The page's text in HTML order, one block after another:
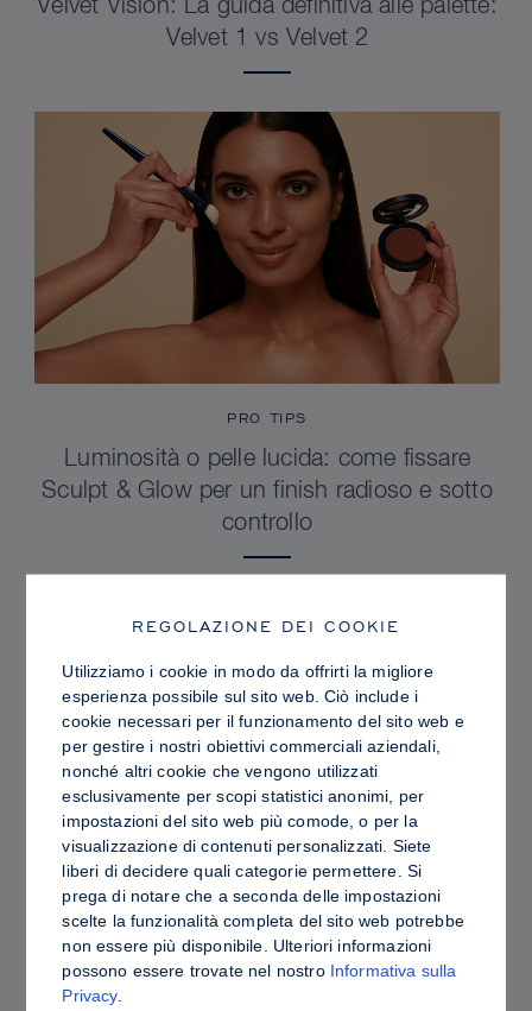
Velvet Vision: La guida definitiva alle palette:
Velvet 1 vs Velvet 2
PRO TIPS
Luminosità o pelle lucida: come fissare
Sculpt & Glow per un finish radioso e sotto
controllo
PRO TIPS
Contouring in crema o in polvere: differenze,
vantaggi e come scegliere i prodotti più
REGOLAZIONE DEI COOKIE
Utilizziamo i cookie in modo da offrirti la migliore
esperienza possibile sul sito web. Ciò include i
cookie necessari per il funzionamento del sito web e
per gestire i nostri obiettivi commerciali aziendali,
nonché altri cookie che vengono utilizzati
esclusivamente per scopi statistici anonimi, per
impostazioni del sito web più comode, o per la
visualizzazione di contenuti personalizzati. Siete
liberi di decidere quali categorie permettere. Si
prega di notare che a seconda delle impostazioni
scelte la funzionalità completa del sito web potrebbe
non essere più disponibile. Ulteriori informazioni
possono essere trovate nel nostro Informativa sulla
Privacy.